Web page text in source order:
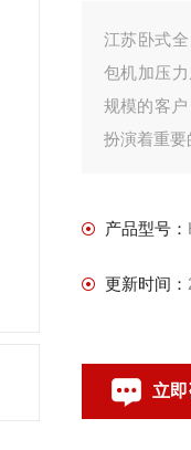
江苏卧式
包机加压
规模的客
扮演着重要
产品型号：
更新时间：
立